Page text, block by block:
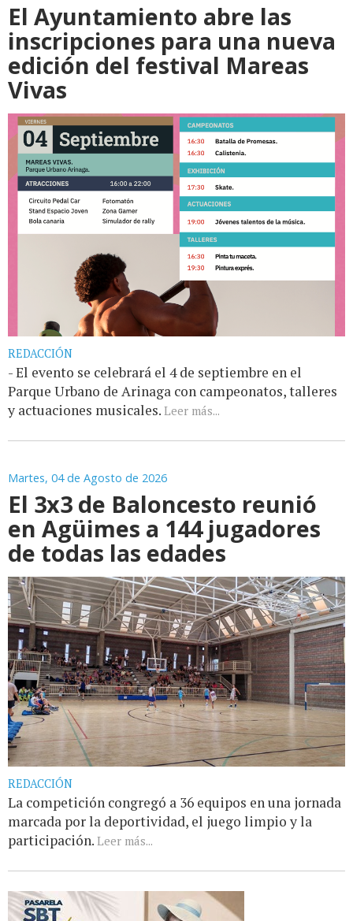
El Ayuntamiento abre las
inscripciones para una nueva
edición del festival Mareas
Vivas
REDACCIÓN
- El evento se celebrará el 4 de septiembre en el
Parque Urbano de Arinaga con campeonatos, talleres
y actuaciones musicales. Leer más...
Martes, 04 de Agosto de 2026
El 3x3 de Baloncesto reunió
en Agüimes a 144 jugadores
de todas las edades
REDACCIÓN
La competición congregó a 36 equipos en una jornada
marcada por la deportividad, el juego limpio y la
participación. Leer más...